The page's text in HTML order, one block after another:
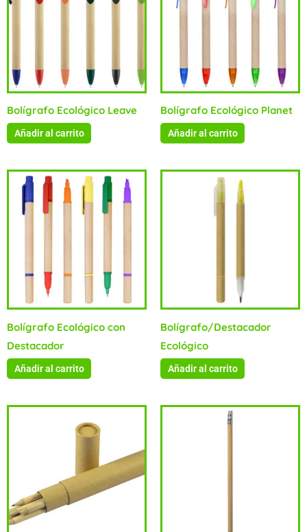
Bolígrafo Ecológico Leave
Añadir al carrito
Bolígrafo Ecológico Planet
Añadir al carrito
Bolígrafo Ecológico con
Destacador
Añadir al carrito
Bolígrafo/Destacador
Ecológico
Añadir al carrito